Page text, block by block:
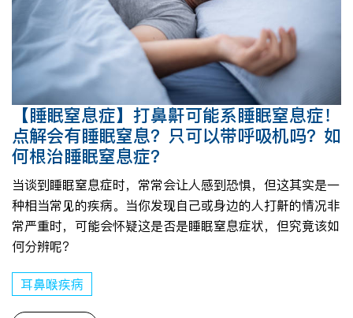
【睡眠窒息症】打鼻鼾可能系睡眠窒息症！
点解会有睡眠窒息？只可以带呼吸机吗？如
何根治睡眠窒息症？
当谈到睡眠窒息症时，常常会让人感到恐惧，但这其实是一
种相当常见的疾病。当你发现自己或身边的人打鼾的情况非
常严重时，可能会怀疑这是否是睡眠窒息症状，但究竟该如
何分辨呢？
耳鼻喉疾病